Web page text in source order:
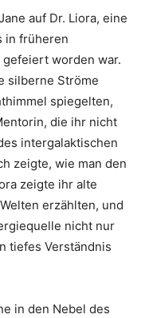
auf Dr. Liora, eine
in früheren
worden war.
silberne Ströme
spiegelten,
die ihr nicht
intergalaktischen
zeigte, wie man den
zeigte ihr alte
erzählten, und
nicht nur
tiefes Verständnis
in den Nebel des